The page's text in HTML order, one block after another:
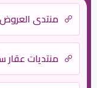
منتدى
منتديات عقار